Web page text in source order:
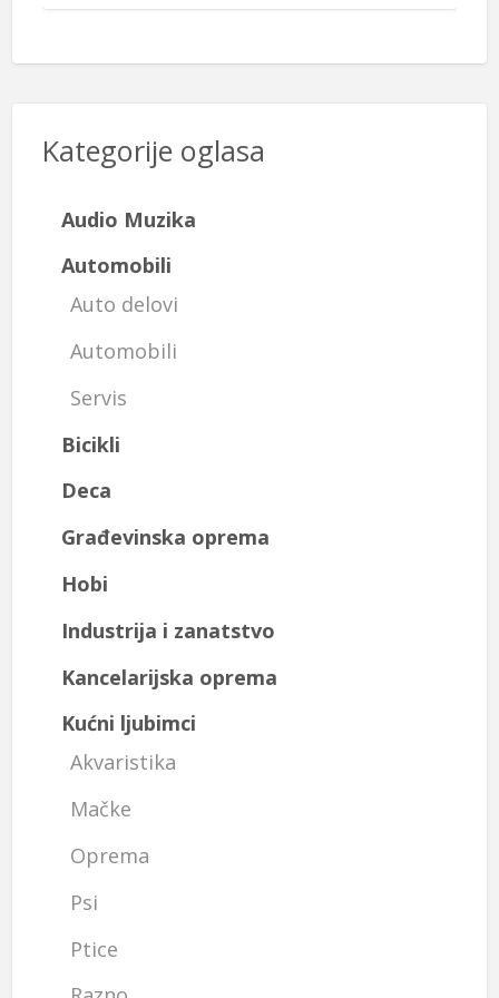
Kategorije oglasa
Audio Muzika
Automobili
Auto delovi
Automobili
Servis
Bicikli
Deca
Građevinska oprema
Hobi
Industrija i zanatstvo
Kancelarijska oprema
Kućni ljubimci
Akvaristika
Mačke
Oprema
Psi
Ptice